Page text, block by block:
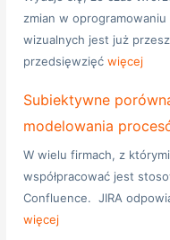
zmian w
wizualnych jest już
przedsięwzięćwięcej
Subiektywne
modelowania
W wielu firmach, z
współpracować jest
Confluence. JIRA
więcej